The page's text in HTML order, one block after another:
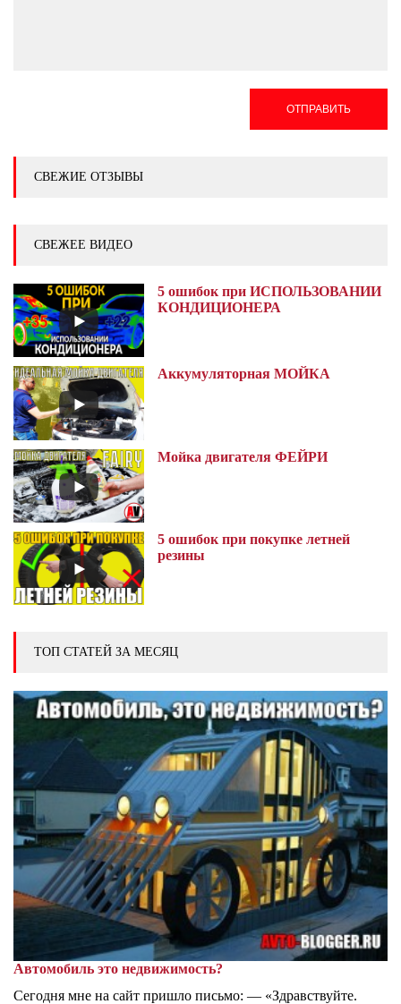
ОТПРАВИТЬ
СВЕЖИЕ ОТЗЫВЫ
СВЕЖЕЕ ВИДЕО
5 ошибок при ИСПОЛЬЗОВАНИИ
КОНДИЦИОНЕРА
Аккумуляторная МОЙКА
Мойка двигателя ФЕЙРИ
5 ошибок при покупке летней
резины
ТОП СТАТЕЙ ЗА МЕСЯЦ
Автомобиль это недвижимость?
Сегодня мне на сайт пришло письмо: — «Здравствуйте.